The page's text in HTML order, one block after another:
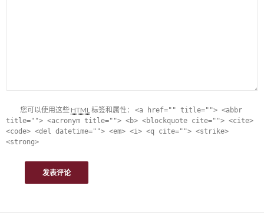
您可以使用这些 HTML标签和属性： <a href="" title=""> <abbr
title=""> <acronym title=""> <b> <blockquote cite=""> <cite>
<code> <del datetime=""> <em> <i> <q cite=""> <strike>
<strong>